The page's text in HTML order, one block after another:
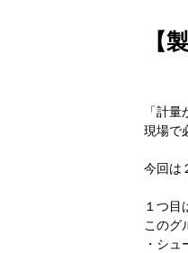
【
「計
現場で
今回は
１つ目
このグ
・シュ